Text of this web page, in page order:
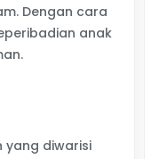
Dengan cara
anak
yang diwarisi